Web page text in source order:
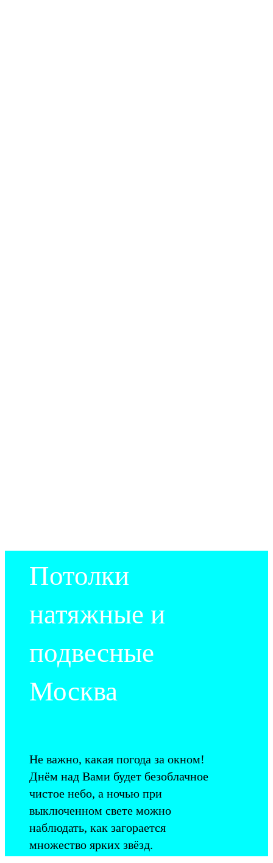
Потолки
натяжные и
подвесные
Москва
Не важно, какая погода за окном!
Днём над Вами будет безоблачное
чистое небо, а ночью при
выключенном свете можно
наблюдать, как загорается
множество ярких звёзд.